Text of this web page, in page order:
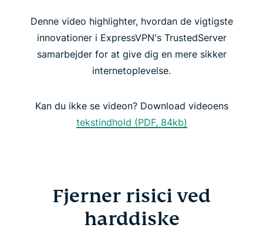
TrustedServer øger pålidelighed og sikkerhed
TrustedServer: øger sikkerheden
Få den eneste VPN med TrustedServer-teknologi
Denne video highlighter, hvordan de vigtigste
innovationer i ExpressVPN's TrustedServer
samarbejder for at give dig en mere sikker
internetoplevelse.
Kan du ikke se videon? Download videoens
tekstindhold (PDF, 84kb)
Fjerner risici ved
harddiske